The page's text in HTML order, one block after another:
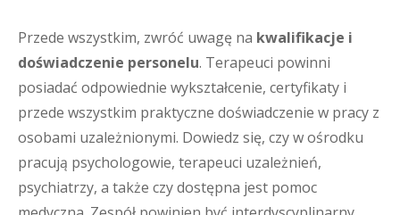
Przede wszystkim, zwróć uwagę na kwalifikacje i
doświadczenie personelu. Terapeuci powinni
posiadać odpowiednie wykształcenie, certyfikaty i
przede wszystkim praktyczne doświadczenie w pracy z
osobami uzależnionymi. Dowiedz się, czy w ośrodku
pracują psychologowie, terapeuci uzależnień,
psychiatrzy, a także czy dostępna jest pomoc